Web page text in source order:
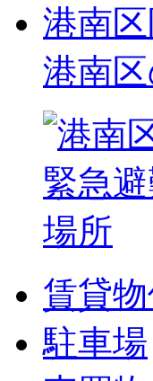
港南
港南
賃貸
駐車場